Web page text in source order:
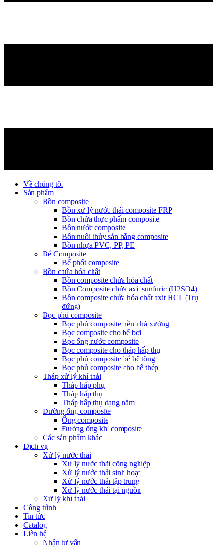
Về chúng tôi
Sản phẩm
Bồn composite
Bồn xử lý nước thải composite FRP
Bồn chứa thực phẩm composite
Bồn nước composite
Bồn nuôi thủy sản bằng composite
Bồn nhựa PVC, PP, PE
Bể Composite
Bể phốt composite
Bồn chứa hóa chất
Bồn composite chứa hóa chất
Bồn Composite chứa axit sunfuric (H2SO4)
Bồn composite chứa hóa chất axit HCL (Trụ
đứng)
Bọc phủ composite
Bọc phủ composite nền nhà xưởng
Bọc composite cho bể bơi
Bọc ống nước composite
Bọc composite cho tháp hấp thụ
Bọc phủ composite bể bê tông
Bọc phủ composite cho bể thép
Tháp xử lý khí thải
Tháp hấp phụ
Tháp hấp thụ
Tháp hấp thụ dạng nằm
Đường ống composite
Ống composite
Đường ống khí composite
Các sản phẩm khác
Dịch vụ
Xử lý nước thải
Xử lý nước thải công nghiệp
Xử lý nước thải sinh hoạt
Xử lý nước thải tập trung
Xử lý nước thải tại nguồn
Xử lý khí thải
Công trình
Tin tức
Catalog
Liên hệ
Nhận tư vấn